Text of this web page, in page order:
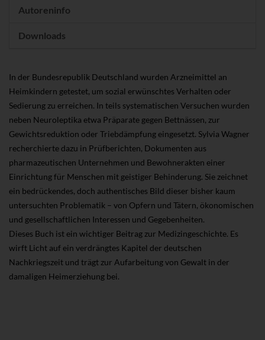
Autoreninfo
Downloads
In der Bundesrepublik Deutschland wurden Arzneimittel an
Heimkindern getestet, um sozial erwünschtes Verhalten oder
Sedierung zu erreichen. In teils systematischen Versuchen wurden
neben Neuroleptika etwa Präparate gegen Bettnässen, zur
Gewichtsreduktion oder Triebdämpfung eingesetzt. Sylvia Wagner
recherchierte dazu in Prüfberichten, Dokumenten aus
pharmazeutischen Unternehmen und Bewohnerakten einer
Einrichtung für Menschen mit geistiger Behinderung. Sie zeichnet
ein bedrückendes, doch authentisches Bild dieser bisher kaum
untersuchten Problematik – von Opfern und Tätern, ökonomischen
und gesellschaftlichen Interessen und Gegebenheiten.
Dieses Buch ist ein wichtiger Beitrag zur Medizingeschichte. Es
wirft Licht auf ein verdrängtes Kapitel der deutschen
Nachkriegszeit und trägt zur Aufarbeitung von Gewalt in der
damaligen Heimerziehung bei.